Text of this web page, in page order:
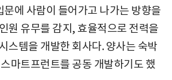
에 사람이 들어가고 나가는 방향을
원 유무를 감지, 효율적으로 전력을
스템을 개발한 회사다. 양사는 숙박
마트프런트를 공동 개발하기도 했